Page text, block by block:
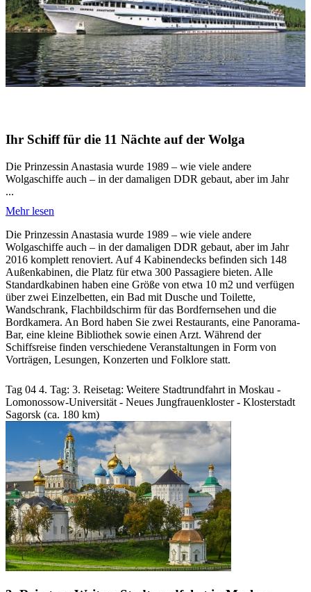
Ihr Schiff für die 11 Nächte auf der Wolga
Die Prinzessin Anastasia wurde 1989 – wie viele andere
Wolgaschiffe auch – in der damaligen DDR gebaut, aber im Jahr
...
Mehr lesen
Die Prinzessin Anastasia wurde 1989 – wie viele andere
Wolgaschiffe auch – in der damaligen DDR gebaut, aber im Jahr
2016 komplett renoviert. Auf 4 Kabinendecks befinden sich 148
Außenkabinen, die Platz für etwa 300 Passagiere bieten. Alle
Standardkabinen haben eine Größe von etwa 10 m2 und verfügen
über zwei Einzelbetten, ein Bad mit Dusche und Toilette,
Wandschrank, Flachbildschirm für das Bordfernsehen und die
Bordkamera. An Bord haben Sie zwei Restaurants, eine Panorama-
Bar, eine kleine Bibliothek sowie einen Arzt. Während der
Schiffsreise finden verschiedene Veranstaltungen in Form von
Vorträgen, Lesungen, Konzerten und Folklore statt.
Tag 04 4. Tag: 3. Reisetag: Weitere Stadtrundfahrt in Moskau -
Lomonossow-Universität - Neues Jungfrauenkloster - Klosterstadt
Sagorsk (ca. 180 km)